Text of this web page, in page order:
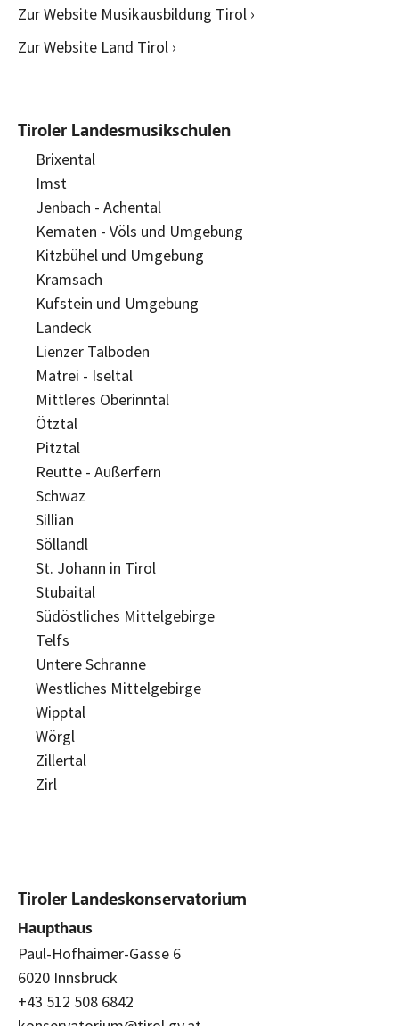
Zur Website Musikausbildung Tirol ›
Zur Website Land Tirol ›
Tiroler Landesmusikschulen
Brixental
Imst
Jenbach - Achental
Kematen - Völs und Umgebung
Kitzbühel und Umgebung
Kramsach
Kufstein und Umgebung
Landeck
Lienzer Talboden
Matrei - Iseltal
Mittleres Oberinntal
Ötztal
Pitztal
Reutte - Außerfern
Schwaz
Sillian
Söllandl
St. Johann in Tirol
Stubaital
Südöstliches Mittelgebirge
Telfs
Untere Schranne
Westliches Mittelgebirge
Wipptal
Wörgl
Zillertal
Zirl
Tiroler Landeskonservatorium
Haupthaus
Paul-Hofhaimer-Gasse 6
6020 Innsbruck
+43 512 508 6842